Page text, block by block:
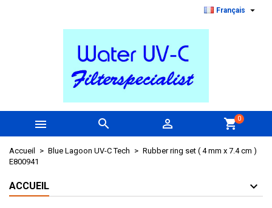
Français 
   shopping_cart0
Accueil Blue Lagoon UV-C Tech
Rubber ring set ( 4 mm x 7.4 cm )
E800941
ACCUEIL